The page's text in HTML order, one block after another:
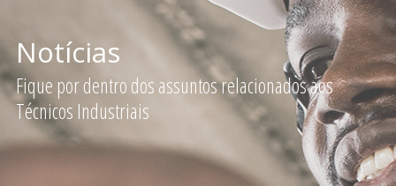
Notícias
Fique por dentro dos assuntos relacionados aos
Técnicos Industriais